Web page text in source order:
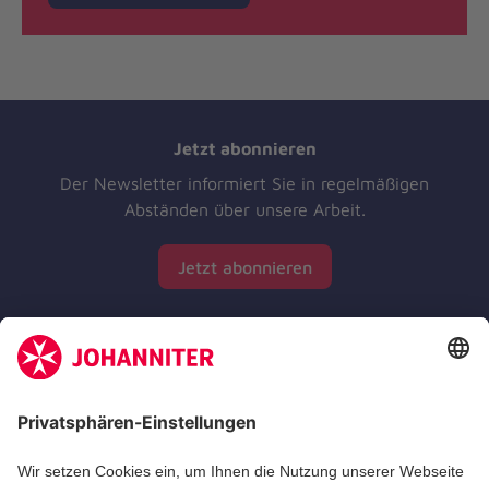
Jetzt abonnieren
Der Newsletter informiert Sie in regelmäßigen
Abständen über unsere Arbeit.
Jetzt abonnieren
Zertifizierung der Johanniter-Unfall-Hilfe e.V.